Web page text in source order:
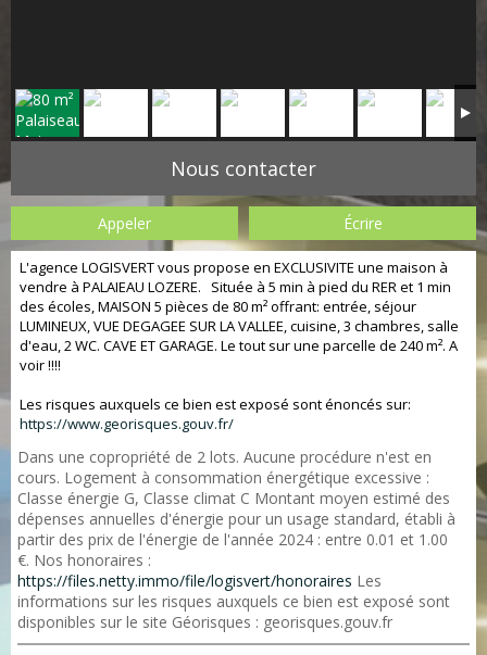
Nous contacter
Appeler Écrire
L'agence LOGISVERT vous propose en EXCLUSIVITE une maison à
vendre à PALAIEAU LOZERE. Située à 5 min à pied du RER et 1 min
des écoles, MAISON 5 pièces de 80 m² offrant: entrée, séjour
LUMINEUX, VUE DEGAGEE SUR LA VALLEE, cuisine, 3 chambres, salle
d'eau, 2 WC. CAVE ET GARAGE. Le tout sur une parcelle de 240 m². A
voir !!!!
Les risques auxquels ce bien est exposé sont énoncés sur:
https://www.georisques.gouv.fr/
Dans une copropriété de 2 lots. Aucune procédure n'est en
cours. Logement à consommation énergétique excessive :
Classe énergie G, Classe climat C Montant moyen estimé des
dépenses annuelles d'énergie pour un usage standard, établi à
partir des prix de l'énergie de l'année 2024 : entre 0.01 et 1.00
€. Nos honoraires :
https://files.netty.immo/file/logisvert/honoraires Les
informations sur les risques auxquels ce bien est exposé sont
disponibles sur le site Géorisques : georisques.gouv.fr